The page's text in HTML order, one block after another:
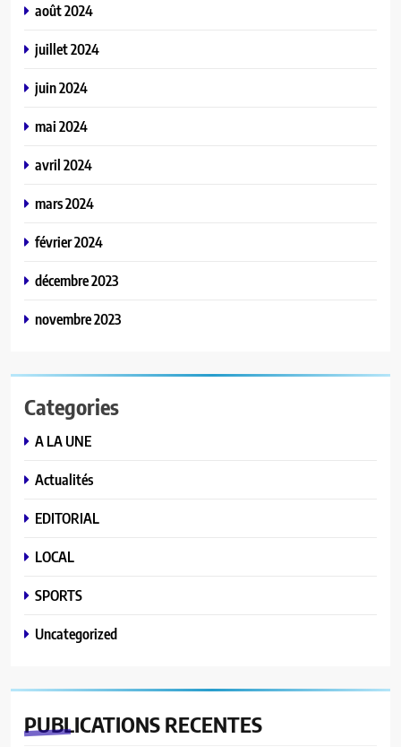
août 2024
juillet 2024
juin 2024
mai 2024
avril 2024
mars 2024
février 2024
décembre 2023
novembre 2023
Categories
A LA UNE
Actualités
EDITORIAL
LOCAL
SPORTS
Uncategorized
PUBLICATIONS RECENTES